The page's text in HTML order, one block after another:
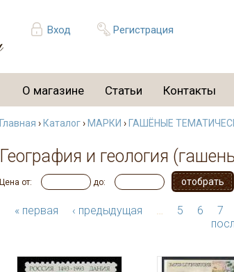
Вход Регистрация
О магазине Статьи Контакты
Главная › Каталог› МАРКИ › ГАШЁНЫЕ
География и геология
Цена от: до:
« первая ‹ предыдущая … 5 6 7